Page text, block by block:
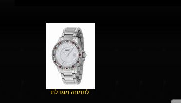
לתמונה מוגדלת